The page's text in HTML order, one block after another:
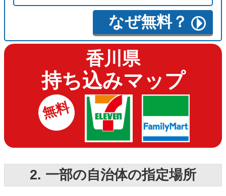
なぜ無料？
香川県
持ち込みマップ
無料
2. 一部の自治体の指定場所